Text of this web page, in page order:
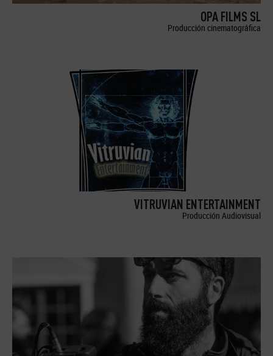
OPA FILMS SL
Producción cinematográfica
VITRUVIAN ENTERTAINMENT
Producción Audiovisual